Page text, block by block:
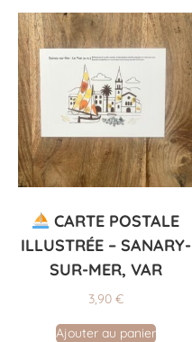
CARTE POSTALE
ILLUSTRÉE – SANARY-
SUR-MER, VAR
3,90 €
Ajouter au panier